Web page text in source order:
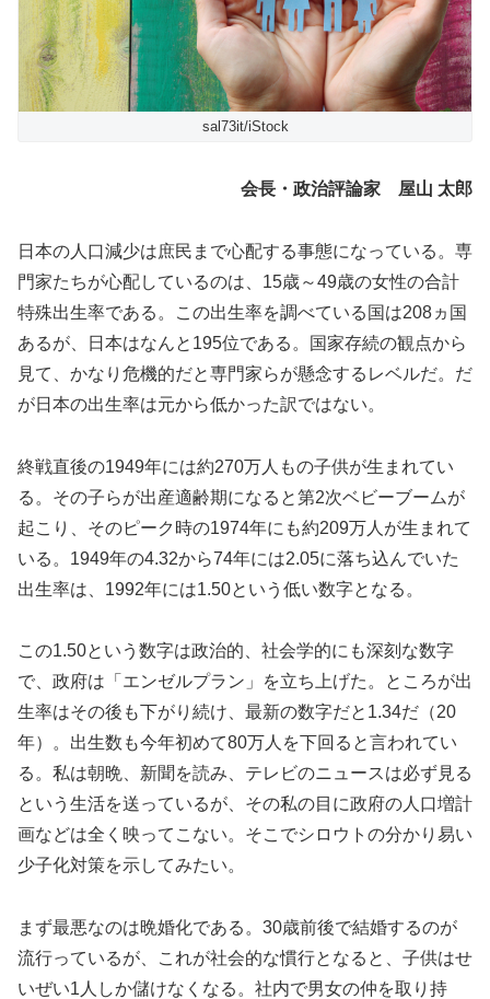
sal73it/iStock
会長・政治評論家 屋山 太郎
日本の人口減少は庶民まで心配する事態になっている。専
門家たちが心配しているのは、15歳～49歳の女性の合計
特殊出生率である。この出生率を調べている国は208ヵ国
あるが、日本はなんと195位である。国家存続の観点から
見て、かなり危機的だと専門家らが懸念するレベルだ。だ
が日本の出生率は元から低かった訳ではない。
終戦直後の1949年には約270万人もの子供が生まれてい
る。その子らが出産適齢期になると第2次ベビーブームが
起こり、そのピーク時の1974年にも約209万人が生まれて
いる。1949年の4.32から74年には2.05に落ち込んでいた
出生率は、1992年には1.50という低い数字となる。
この1.50という数字は政治的、社会学的にも深刻な数字
で、政府は「エンゼルプラン」を立ち上げた。ところが出
生率はその後も下がり続け、最新の数字だと1.34だ（20
年）。出生数も今年初めて80万人を下回ると言われてい
る。私は朝晩、新聞を読み、テレビのニュースは必ず見る
という生活を送っているが、その私の目に政府の人口増計
画などは全く映ってこない。そこでシロウトの分かり易い
少子化対策を示してみたい。
まず最悪なのは晩婚化である。30歳前後で結婚するのが
流行っているが、これが社会的な慣行となると、子供はせ
いぜい1人しか儲けなくなる。社内で男女の仲を取り持